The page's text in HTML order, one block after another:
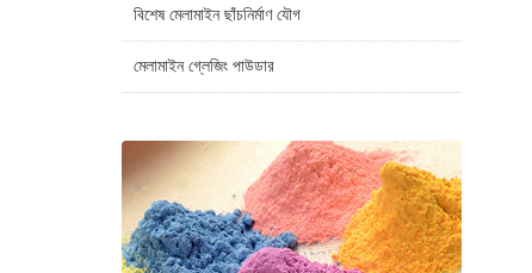
বিশেষ মেলামাইন ছাঁচনির্মাণ যৌগ
মেলামাইন গ্লেজিং পাউডার